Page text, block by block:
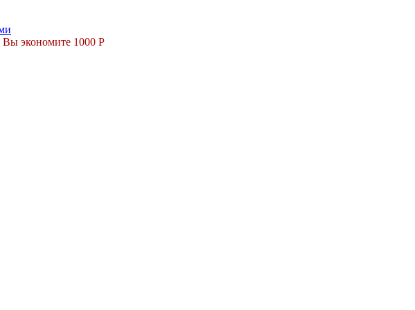
Вы экономите 1000 Р